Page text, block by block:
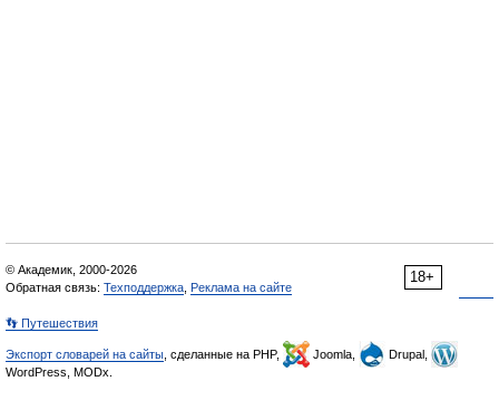
18+
© Академик, 2000-2026
Обратная связь: Техподдержка Реклама на сайте
👣 Путешествия
Экспорт словарей на сайты , сделанные на PHP, Joomla,
Drupal,
WordPress, MODx.